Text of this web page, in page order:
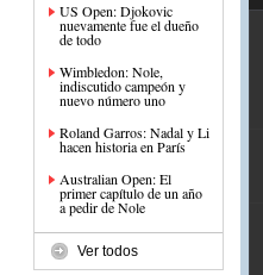
US Open: Djokovic
nuevamente fue el dueño
de todo
Wimbledon: Nole,
indiscutido campeón y
nuevo número uno
Roland Garros: Nadal y Li
hacen historia en París
Australian Open: El
primer capítulo de un año
a pedir de Nole
Ver todos